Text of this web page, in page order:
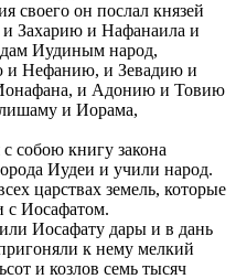
своего он послал князей
Захарию и Нафанаила и
Иудиным народ,
и Нефанию, и Зевадию и
и Адонию и Товию
и Иорама,
собою книгу закона
Иудеи и учили народ.
царствах земель, которые
с Иосафатом.
Иосафату дары и в дань
к нему мелкий
и козлов семь тысяч